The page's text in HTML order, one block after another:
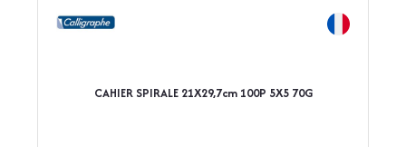
CAHIER SPIRALE 21X29,7cm 100P 5X5 70G